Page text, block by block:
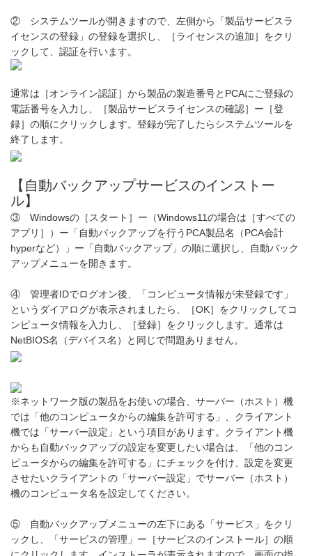
② システムツールが開きますので、左側から「製品サービスラ
イセンスの登録」の登録を選択し、［ライセンスの追加］をクリ
ックして、認証を行います。
通常は［オンライン認証］から製品の製造番号とPCAにご登録の
電話番号を入力し、［製品サービスライセンスの確認］ー［登
録］の順にクリックします。登録が完了したらシステムツールを
終了します。
【自動バックアップサービスのインストー
ル】
③ Windowsの［スタート］ー（Windows11の場合は［すべての
アプリ］）ー「自動バックアップを行うPCA製品名（PCA会計
hyperなど）」ー「自動バックアップ」の順に選択し、自動バック
アップメニューを開きます。
④ 管理者IDでログオン後、「コンピュータ情報が未登録です」
というダイアログが表示されましたら、［OK］をクリックしてコ
ンピュータ情報を入力し、［登録］をクリックします。通常は
NetBIOS名（デバイス名）と同じで問題ありません。
※ネットワーク版の製品をお使いの場合、サーバー（ホスト）機
では「他のコンピュータからの編集を許可する」、クライアント
機では「サーバー設定」という項目があります。クライアント機
からも自動バックアップの設定を変更したい場合は、「他のコン
ピュータからの編集を許可する」にチェックを付け、設定を変更
させたいクライアントの「サーバー設定」でサーバー（ホスト）
機のコンピュータ名を設定してください。
⑤ 自動バックアップメニューの左下にある「サービス」をクリ
ックし、「サービスの管理」ー［サービスのインストール］の順